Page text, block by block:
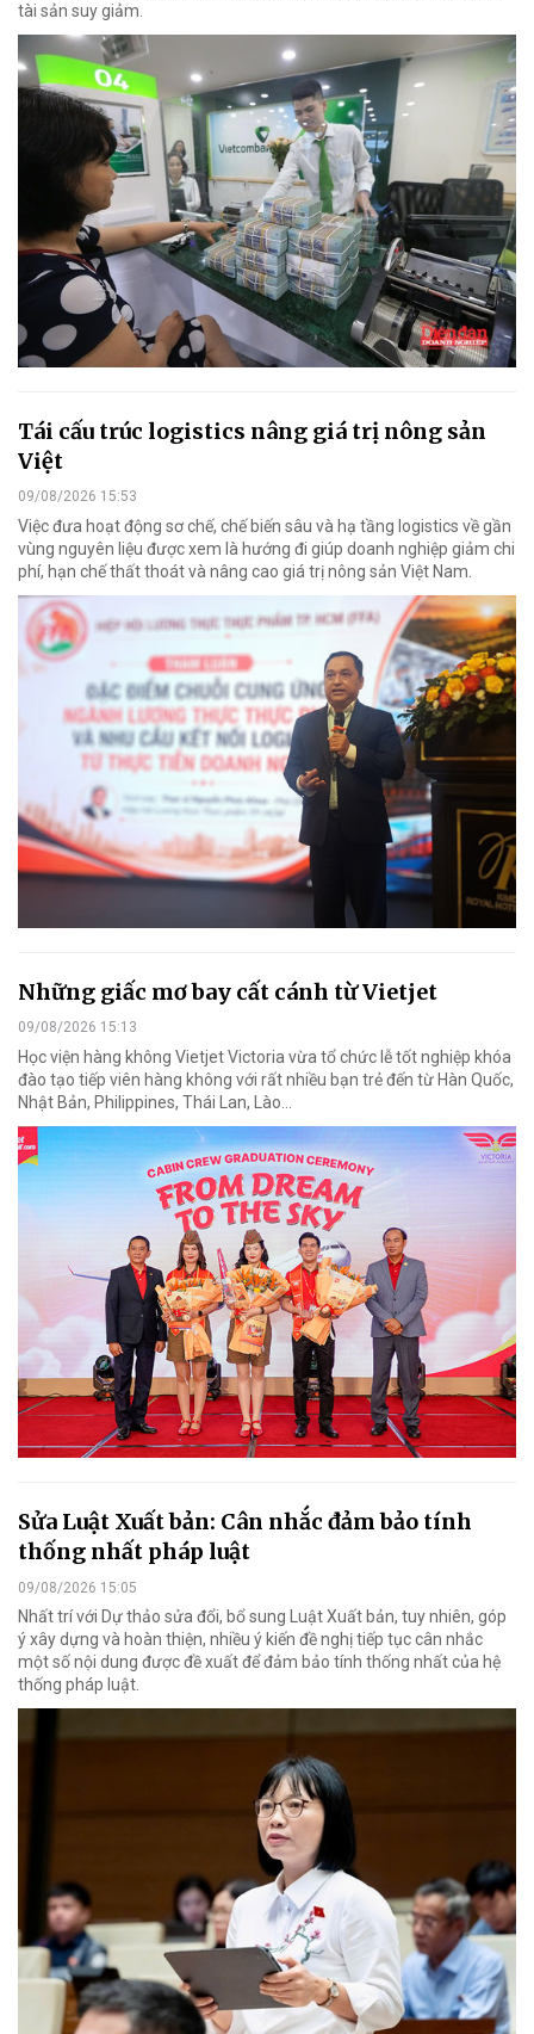
tài sản suy giảm.
Tái cấu trúc logistics nâng giá trị nông sản
Việt
09/08/2026 15:53
Việc đưa hoạt động sơ chế, chế biến sâu và hạ tầng logistics về gần
vùng nguyên liệu được xem là hướng đi giúp doanh nghiệp giảm chi
phí, hạn chế thất thoát và nâng cao giá trị nông sản Việt Nam.
Những giấc mơ bay cất cánh từ Vietjet
09/08/2026 15:13
Học viện hàng không Vietjet Victoria vừa tổ chức lễ tốt nghiệp khóa
đào tạo tiếp viên hàng không với rất nhiều bạn trẻ đến từ Hàn Quốc,
Nhật Bản, Philippines, Thái Lan, Lào…
Sửa Luật Xuất bản: Cân nhắc đảm bảo tính
thống nhất pháp luật
09/08/2026 15:05
Nhất trí với Dự thảo sửa đổi, bổ sung Luật Xuất bản, tuy nhiên, góp
ý xây dựng và hoàn thiện, nhiều ý kiến đề nghị tiếp tục cân nhắc
một số nội dung được đề xuất để đảm bảo tính thống nhất của hệ
thống pháp luật.